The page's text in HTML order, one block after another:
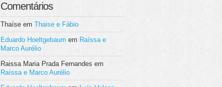
Comentários
Thaíse em Thaise e Fábio
Eduardo Hoeltgebaum em Raíssa e
Marco Aurélio
Raissa Maria Prada Fernandes em
Raíssa e Marco Aurélio